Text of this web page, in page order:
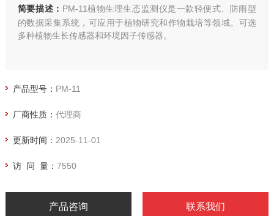
简要描述： PM-11植物生理生态监测仪是一款轻便式、防雨型
的数据采集系统，可应用于植物研究和作物栽培等领域。可选
多种植物生长传感器和环境因子传感器。
产品型号： PM-11
厂商性质： 代理商
更新时间： 2025-11-01
访 问 量： 7550
产品咨询 联系我们